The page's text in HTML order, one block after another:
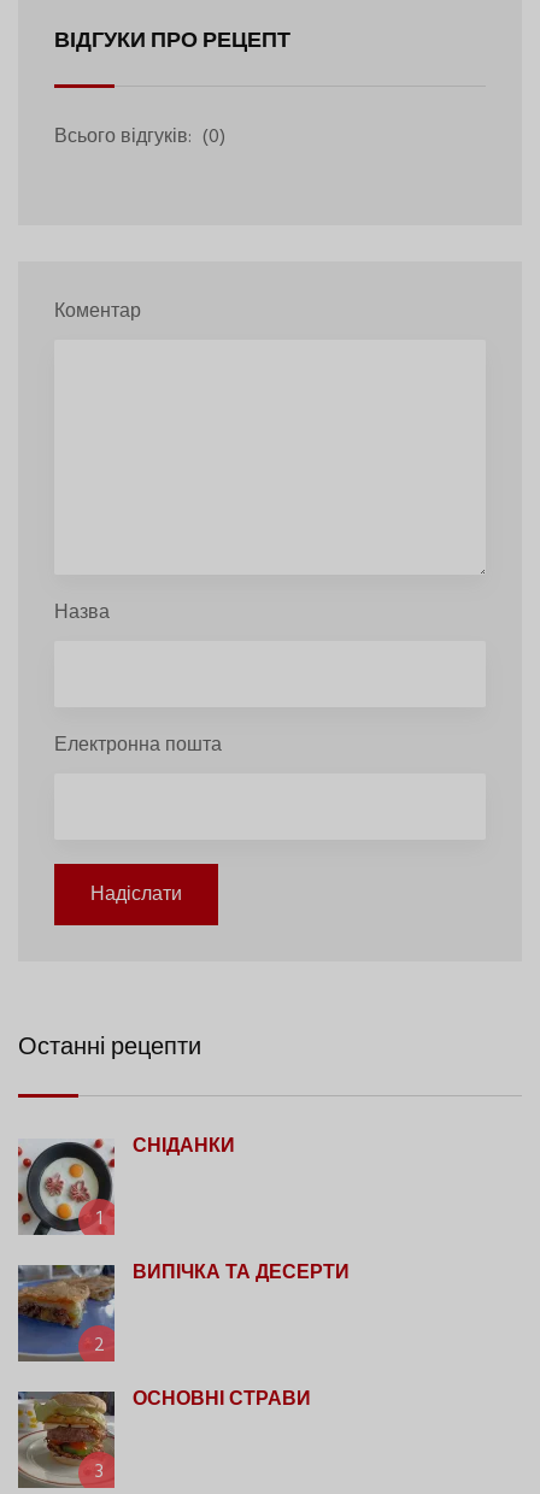
ВІДГУКИ ПРО РЕЦЕПТ
Всього відгуків: (0)
Коментар
Назва
Електронна пошта
Надіслати
Останні рецепти
1
СНІДАНКИ
2
ВИПІЧКА ТА ДЕСЕРТИ
3
ОСНОВНІ СТРАВИ